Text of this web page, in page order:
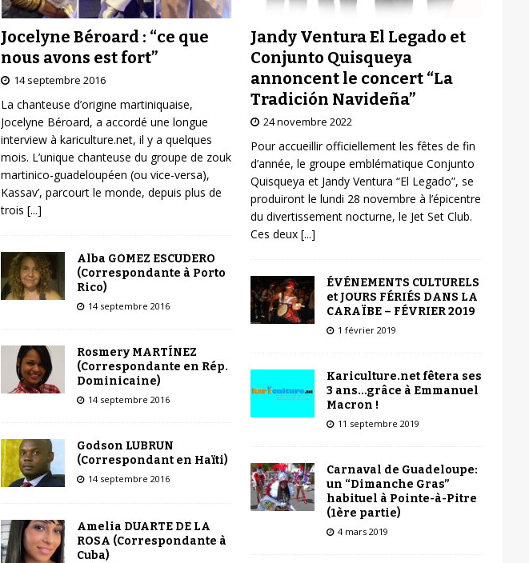
Jocelyne Béroard : “ce que
nous avons est fort”
14 septembre 2016
La chanteuse d’origine martiniquaise,
Jocelyne Béroard, a accordé une longue
interview à kariculture.net, il y a quelques
mois. L’unique chanteuse du groupe de zouk
martinico-guadeloupéen (ou vice-versa),
Kassav’, parcourt le monde, depuis plus de
trois [...]
Alba GOMEZ ESCUDERO
(Correspondante à Porto
Rico)
14 septembre 2016
Rosmery MARTÍNEZ
(Correspondante en Rép.
Dominicaine)
14 septembre 2016
Godson LUBRUN
(Correspondant en Haïti)
14 septembre 2016
Amelia DUARTE DE LA
ROSA (Correspondante à
Cuba)
Jandy Ventura El Legado et
Conjunto Quisqueya
annoncent le concert “La
Tradición Navideña”
24 novembre 2022
Pour accueillir officiellement les fêtes de fin
d’année, le groupe emblématique Conjunto
Quisqueya et Jandy Ventura “El Legado”, se
produiront le lundi 28 novembre à l’épicentre
du divertissement nocturne, le Jet Set Club.
Ces deux [...]
ÉVÉNEMENTS CULTURELS
et JOURS FÉRIÉS DANS LA
CARAÏBE – FÉVRIER 2019
1 février 2019
Kariculture.net fêtera ses
3 ans…grâce à Emmanuel
Macron !
11 septembre 2019
Carnaval de Guadeloupe:
un “Dimanche Gras”
habituel à Pointe-à-Pitre
(1ère partie)
4 mars 2019